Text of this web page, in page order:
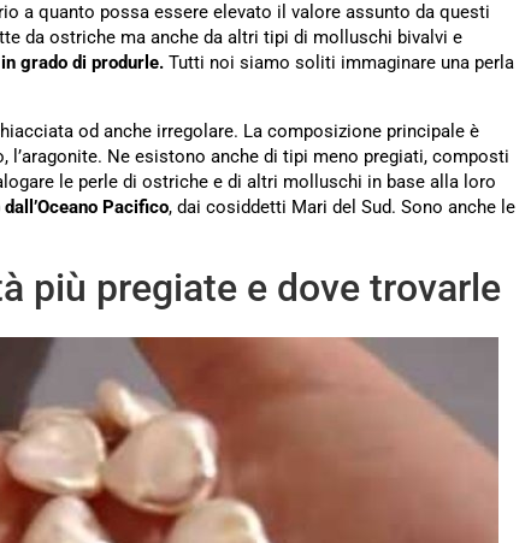
a quanto possa essere elevato il valore assunto da questi
da ostriche ma anche da altri tipi di molluschi bivalvi e
grado di produrle. Tutti noi siamo soliti immaginare una perla
od anche irregolare. La composizione principale è
Ne esistono anche di tipi meno pregiati, composti
le perle di ostriche e di altri molluschi in base alla loro
Pacifico, dai cosiddetti Mari del Sud. Sono anche le
più pregiate e dove trovarle